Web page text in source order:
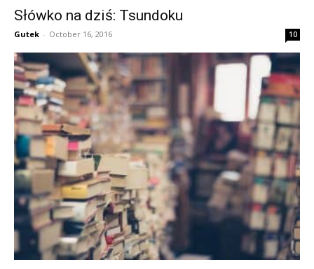
Słówko na dziś: Tsundoku
Gutek - October 16, 2016 10